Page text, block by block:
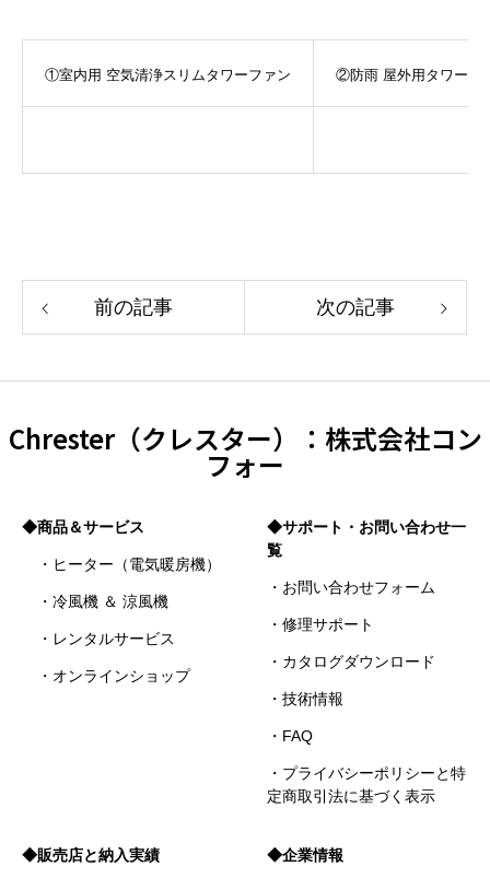
①室内用 空気清浄スリムタワーファン ②防雨 屋外用タワーフ
前の記事 次の記事
Chrester（クレスター）：株式会社コン
フォー
◆商品＆サービス
・ヒーター（電気暖房機）
・冷風機 ＆ 涼風機
・レンタルサービス
・オンラインショップ
◆サポート・お問い合わせ一
覧
・お問い合わせフォーム
・修理サポート
・カタログダウンロード
・技術情報
・FAQ
・プライバシーポリシーと特
定商取引法に基づく表示
◆販売店と納入実績 ◆企業情報